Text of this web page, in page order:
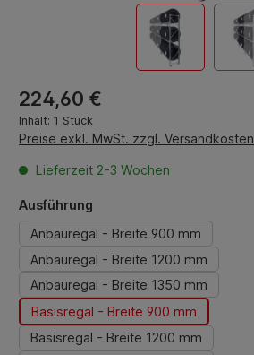
Regulärer Preis:
224,60 €
Inhalt: 1 Stück
Preise exkl. MwSt. zzgl. Versandkosten
Lieferzeit 2-3 Wochen
Ausführung
Anbauregal - Breite 900 mm
Anbauregal - Breite 1200 mm
Anbauregal - Breite 1350 mm
Basisregal - Breite 900 mm
Basisregal - Breite 1200 mm